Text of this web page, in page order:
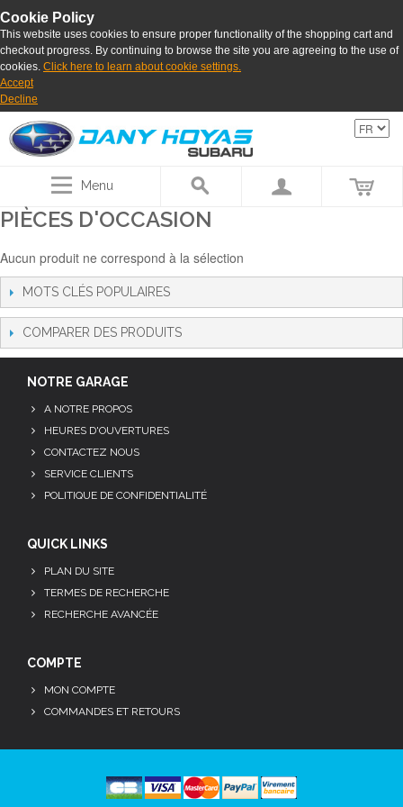
Cookie Policy
This website uses cookies to ensure proper functionality of the shopping cart and
checkout progress. By continuing to browse the site you are agreeing to the use of
cookies. Click here to learn about cookie settings.
Accept
Decline
Menu
PIÈCES D'OCCASION
Aucun produit ne correspond à la sélection
MOTS CLÉS POPULAIRES
COMPARER DES PRODUITS
NOTRE GARAGE
A NOTRE PROPOS
HEURES D'OUVERTURES
CONTACTEZ NOUS
SERVICE CLIENTS
POLITIQUE DE CONFIDENTIALITÉ
QUICK LINKS
PLAN DU SITE
TERMES DE RECHERCHE
RECHERCHE AVANCÉE
COMPTE
MON COMPTE
COMMANDES ET RETOURS